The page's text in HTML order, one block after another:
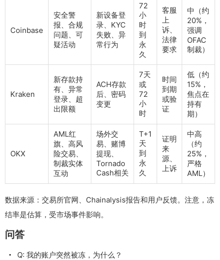
Coinbase
安全警
报、合规
问题、可
疑活动
新设备登
录、KYC
失败、异
常行为
72
小
时
到
永
久
客服
上
诉、
法律
要求
中（约
20%，
强调
OFAC
制裁）
Kraken
新存款持
有、异常
登录、超
出限额
ACH存款
后、密码
变更
7天
或
72
小
时
时间
到期
或验
证
低（约
15%，
焦点在
持有
期）
OKX
AML红
旗、高风
险交易、
制裁实体
互动
场外交
易、赌博
提现、
Tornado
Cash相关
T+1
天
到
永
久
证明
来
源、
上诉
中高
（约
25%，
严格
AML）
数据来源：交易所官网、Chainalysis报告和用户反馈。注意，冻
结率是估算，受市场事件影响。
问答
Q: 我的账户突然被冻，为什么？